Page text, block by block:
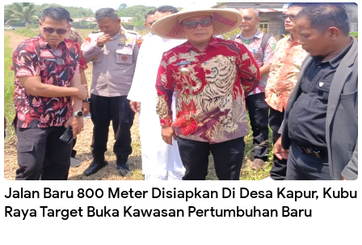
Jalan Baru 800 Meter Disiapkan Di Desa Kapur, Kubu
Raya Target Buka Kawasan Pertumbuhan Baru